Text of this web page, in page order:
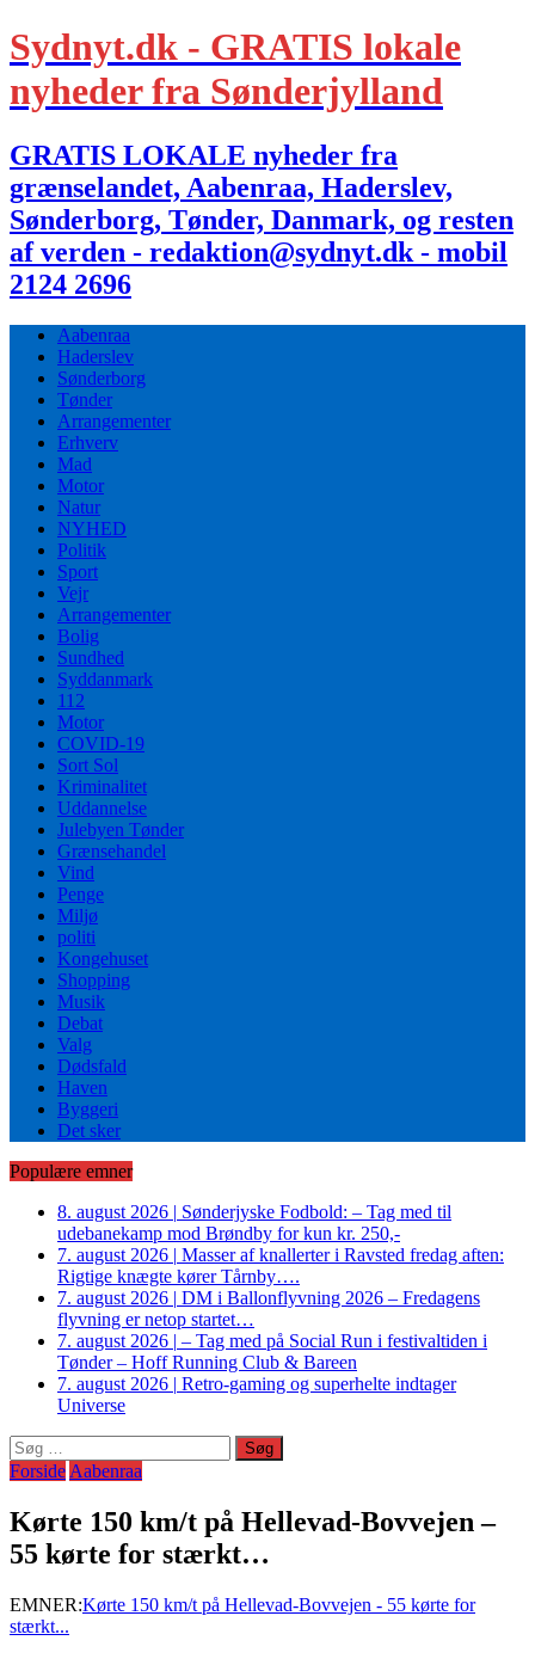
Sydnyt.dk - GRATIS lokale
nyheder fra Sønderjylland
GRATIS LOKALE nyheder fra
grænselandet, Aabenraa, Haderslev,
Sønderborg, Tønder, Danmark, og resten
af verden - redaktion@sydnyt.dk - mobil
2124 2696
Aabenraa
Haderslev
Sønderborg
Tønder
Arrangementer
Erhverv
Mad
Motor
Natur
NYHED
Politik
Sport
Vejr
Arrangementer
Bolig
Sundhed
Syddanmark
112
Motor
COVID-19
Sort Sol
Kriminalitet
Uddannelse
Julebyen Tønder
Grænsehandel
Vind
Penge
Miljø
politi
Kongehuset
Shopping
Musik
Debat
Valg
Dødsfald
Haven
Byggeri
Det sker
Populære emner
8. august 2026 | Sønderjyske Fodbold: – Tag med til
udebanekamp mod Brøndby for kun kr. 250,-
7. august 2026 | Masser af knallerter i Ravsted fredag aften:
Rigtige knægte kører Tårnby….
7. august 2026 | DM i Ballonflyvning 2026 – Fredagens
flyvning er netop startet…
7. august 2026 | – Tag med på Social Run i festivaltiden i
Tønder – Hoff Running Club & Bareen
7. august 2026 | Retro-gaming og superhelte indtager
Universe
Søg
efter:
Forside Aabenraa
Kørte 150 km/t på Hellevad-Bovvejen –
55 kørte for stærkt…
EMNER:Kørte 150 km/t på Hellevad-Bovvejen - 55 kørte for
stærkt...